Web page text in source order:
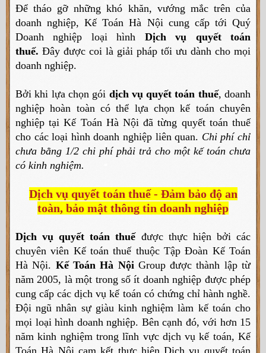
Để tháo gỡ những khó khăn, vướng mắc trên của
doanh nghiệp, Kế Toán Hà Nội cung cấp tới Quý
Doanh nghiệp loại hình Dịch vụ quyết toán
thuế. Đây được coi là giải pháp tối ưu dành cho mọi
doanh nghiệp.
Bởi khi lựa chọn gói dịch vụ quyết toán thuế, doanh
nghiệp hoàn toàn có thể lựa chọn kế toán chuyên
nghiệp tại Kế Toán Hà Nội đã từng quyết toán thuế
cho các loại hình doanh nghiệp liên quan. Chi phí chỉ
chưa bằng 1/2 chi phí phải trả cho một kế toán chưa
có kinh nghiệm.
Dịch vụ quyết toán thuế - Đảm bảo độ an
toàn, bảo mật thông tin doanh nghiệp
Dịch vụ quyết toán thuếđược thực hiện bởi các
chuyên viên Kế toán thuế thuộc Tập Đoàn Kế Toán
Hà Nội. Kế Toán Hà Nội Group được thành lập từ
năm 2005, là một trong số ít doanh nghiệp được phép
cung cấp các dịch vụ kế toán có chứng chỉ hành nghề.
Đội ngũ nhân sự giàu kinh nghiệm làm kế toán cho
mọi loại hình doanh nghiệp. Bên cạnh đó, với hơn 15
năm kinh nghiệm trong lĩnh vực dịch vụ kế toán, Kế
Toán Hà Nội cam kết thực hiện Dịch vụ quyết toán